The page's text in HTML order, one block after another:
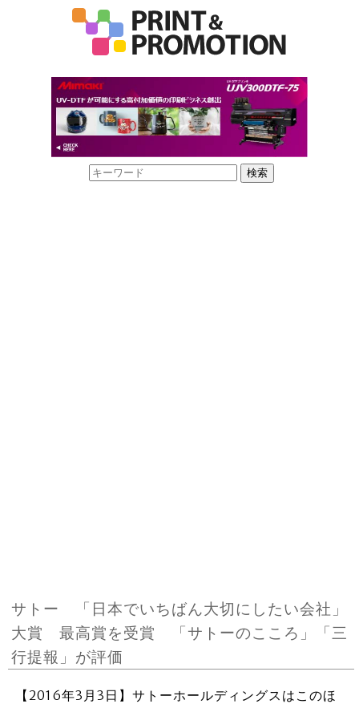
サトー 「日本でいちばん大切にしたい会社」
大賞 最高賞を受賞 「サトーのこころ」「三
行提報」が評価
【2016年3月3日】サトーホールディングスはこのほ